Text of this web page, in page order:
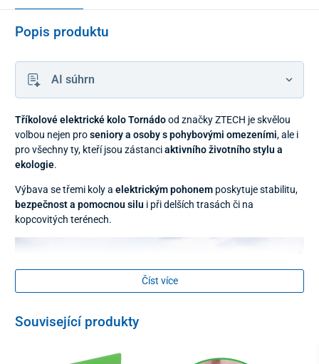
Popis produktu
AI súhrn
Tříkolové elektrické kolo Tornádood značkyZTECH je skvělou
volbou nejen proseniory a osoby s pohybovými omezeními, ale i
pro všechny ty, kteří jsou zástanciaktivního životního stylu a
ekologie.
Výbava se třemi koly a elektrickým pohonem poskytuje stabilitu,
bezpečnost a pomocnou silu i při delších trasách či na
kopcovitých terénech.
Číst více
Související produkty